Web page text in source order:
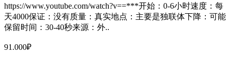
https://www.youtube.com/watch?v==***开始：0-6小时速度：每
天4000保证：没有质量：真实地点：主要是独联体下降：可能
保留时间：30-40秒来源：外..
91.000₽